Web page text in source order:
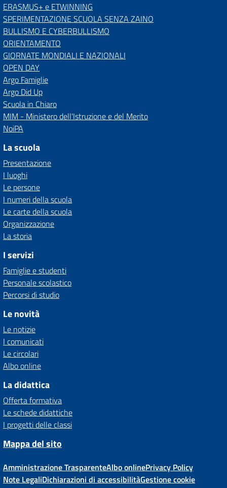
ERASMUS+ e ETWINNING
SPERIMENTAZIONE SCUOLA SENZA ZAINO
BULLISMO E CYBERBULLISMO
ORIENTAMENTO
GIORNATE MONDIALI E NAZIONALI
OPEN DAY
Argo Famiglie
Argo Did Up
Scuola in Chiaro
MIM - Ministero dell'Istruzione e del Merito
NoiPA
La scuola
Presentazione
I luoghi
Le persone
I numeri della scuola
Le carte della scuola
Organizzazione
La storia
I servizi
Famiglie e studenti
Personale scolastico
Percorsi di studio
Le novità
Le notizie
I comunicati
Le circolari
Albo online
La didattica
Offerta formativa
Le schede didattiche
I progetti delle classi
Mappa del sito
Amministrazione TrasparenteAlbo onlinePrivacy Policy
Note LegaliDichiarazioni di accessibilitàGestione cookie